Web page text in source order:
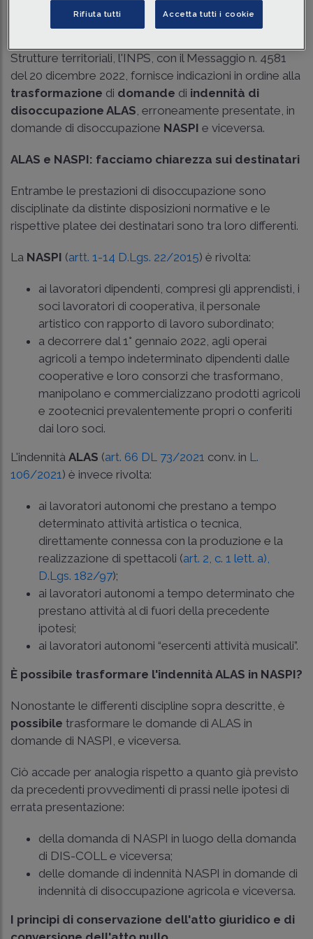
Strutture territoriali, l'INPS, con il Messaggio n. 4581
del 20 dicembre 2022, fornisce indicazioni in ordine alla
trasformazione di domande di indennità di
disoccupazione ALAS , erroneamente presentate, in
domande di disoccupazione NASPI e viceversa.
ALAS e NASPI: facciamo chiarezza sui destinatari
Entrambe le prestazioni di disoccupazione sono
disciplinate da distinte disposizioni normative e le
rispettive platee dei destinatari sono tra loro differenti.
La NASPI (artt. 1-14 D.Lgs. 22/2015) è rivolta:
ai lavoratori dipendenti, compresi gli apprendisti, i
soci lavoratori di cooperativa, il personale
artistico con rapporto di lavoro subordinato;
a decorrere dal 1° gennaio 2022, agli operai
agricoli a tempo indeterminato dipendenti dalle
cooperative e loro consorzi che trasformano,
manipolano e commercializzano prodotti agricoli
e zootecnici prevalentemente propri o conferiti
dai loro soci.
L'indennità ALAS (art. 66 DL 73/2021 conv. in L.
106/2021 ) è invece rivolta:
ai lavoratori autonomi che prestano a tempo
determinato attività artistica o tecnica,
direttamente connessa con la produzione e la
realizzazione di spettacoli (art. 2, c. 1 lett. a),
D.Lgs. 182/97);
ai lavoratori autonomi a tempo determinato che
prestano attività al di fuori della precedente
ipotesi;
ai lavoratori autonomi “esercenti attività musicali”.
È possibile trasformare l'indennità ALAS in NASPI?
Nonostante le differenti discipline sopra descritte, è
possibile trasformare le domande di ALAS in
domande di NASPI, e viceversa.
Ciò accade per analogia rispetto a quanto già previsto
da precedenti provvedimenti di prassi nelle ipotesi di
errata presentazione:
della domanda di NASPI in luogo della domanda
di DIS-COLL e viceversa;
delle domande di indennità NASPI in domande di
indennità di disoccupazione agricola e viceversa.
I principi di conservazione dell'atto giuridico e di
Rifiuta tutti Accetta tutti i cookie